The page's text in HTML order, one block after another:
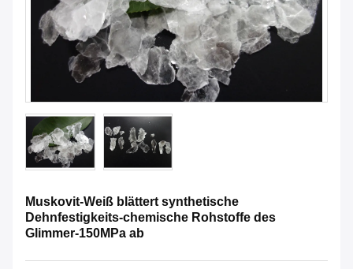
Muskovit-Weiß blättert synthetische
Dehnfestigkeits-chemische Rohstoffe des
Glimmer-150MPa ab